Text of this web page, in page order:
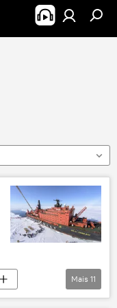
Mais 11